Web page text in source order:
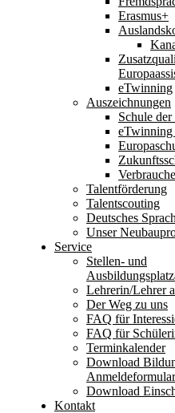
Erasmus+
eTwinning
Auszeichnungen
Schule
eTwinning
Talentförderung
Talentscouting
Deutsches
Unser
Service
Stellen- und
Lehrerin/Lehrer
Der Weg zu uns
FAQ für
FAQ für
Terminkalender
Download
Download
Kontakt